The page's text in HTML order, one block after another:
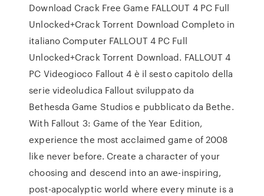
Download Crack Free Game FALLOUT 4 PC Full
Unlocked+Crack Torrent Download Completo in
italiano Computer FALLOUT 4 PC Full
Unlocked+Crack Torrent Download. FALLOUT 4
PC Videogioco Fallout 4 è il sesto capitolo della
serie videoludica Fallout sviluppato da
Bethesda Game Studios e pubblicato da Bethe.
With Fallout 3: Game of the Year Edition,
experience the most acclaimed game of 2008
like never before. Create a character of your
choosing and descend into an awe-inspiring,
post-apocalyptic world where every minute is a